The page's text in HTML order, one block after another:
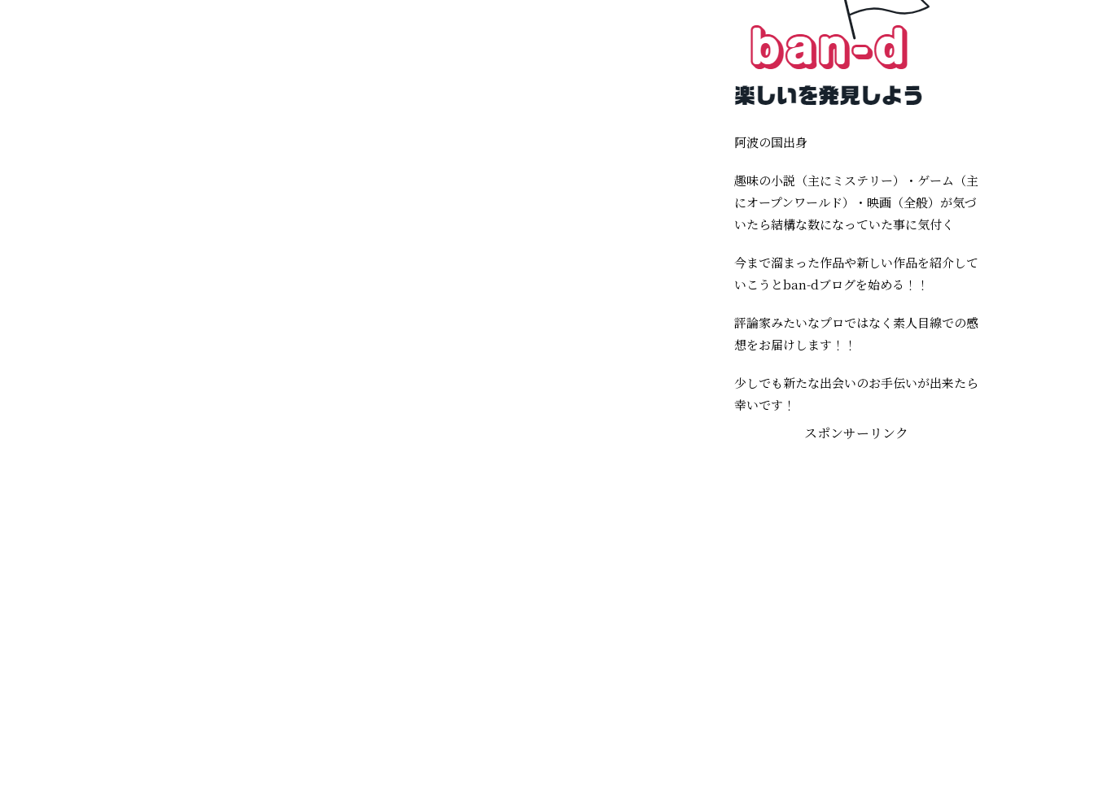
阿波の国出身
趣味の小説（主にミステリー）・ゲーム（主
にオープンワールド）・映画（全般）が気づ
いたら結構な数になっていた事に気付く
今まで溜まった作品や新しい作品を紹介して
いこうとban-dブログを始める！！
評論家みたいなプロではなく素人目線での感
想をお届けします！！
少しでも新たな出会いのお手伝いが出来たら
幸いです！
スポンサーリンク